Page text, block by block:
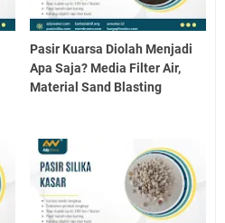
Pasir Kuarsa Diolah Menjadi
Apa Saja? Media Filter Air,
Material Sand Blasting